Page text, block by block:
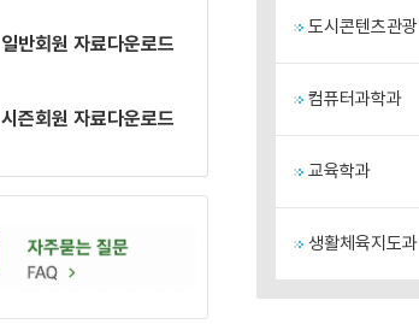
일반회원 자료다운로드
시즌회원 자료다운로드
도시콘텐츠관광
컴퓨터과학과
교육학과
생활체육지도과